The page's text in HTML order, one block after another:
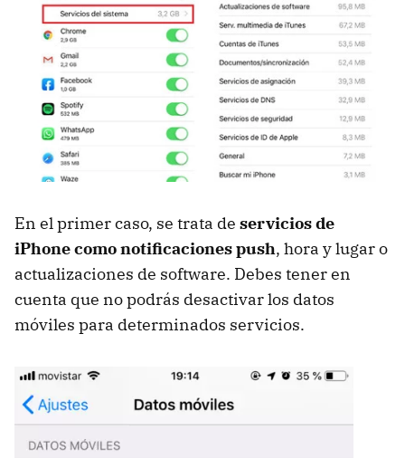
En el primer caso, se trata de servicios de
iPhone como notificaciones push, hora y lugar o
actualizaciones de software. Debes tener en
cuenta que no podrás desactivar los datos
móviles para determinados servicios.